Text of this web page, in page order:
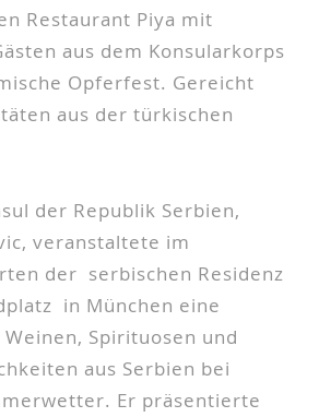
Restaurant Piya mit
aus dem Konsularkorps
Opferfest. Gereicht
aus der türkischen
der Republik Serbien,
veranstaltete im
der serbischen Residenz
in München eine
Spirituosen und
aus Serbien bei
Er präsentierte